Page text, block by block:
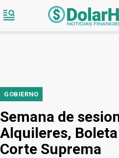
GOBIERNO
Semana de
Alquileres,
Corte Suprema